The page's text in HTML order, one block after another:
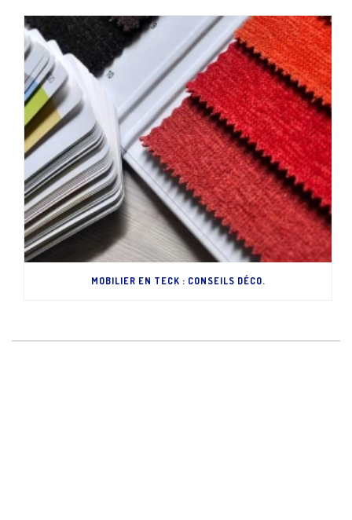
MOBILIER EN TECK : CONSEILS DÉCO.